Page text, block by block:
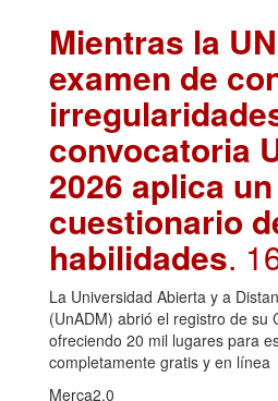
Mientras la
examen de
convocatoria
2026 aplica un
cuestionario
habilidades.
La Universidad Abierta y a
(UnADM) abrió el registro de su
ofreciendo 20 mil lugares para
completamente gratis y en línea
Merca2.0